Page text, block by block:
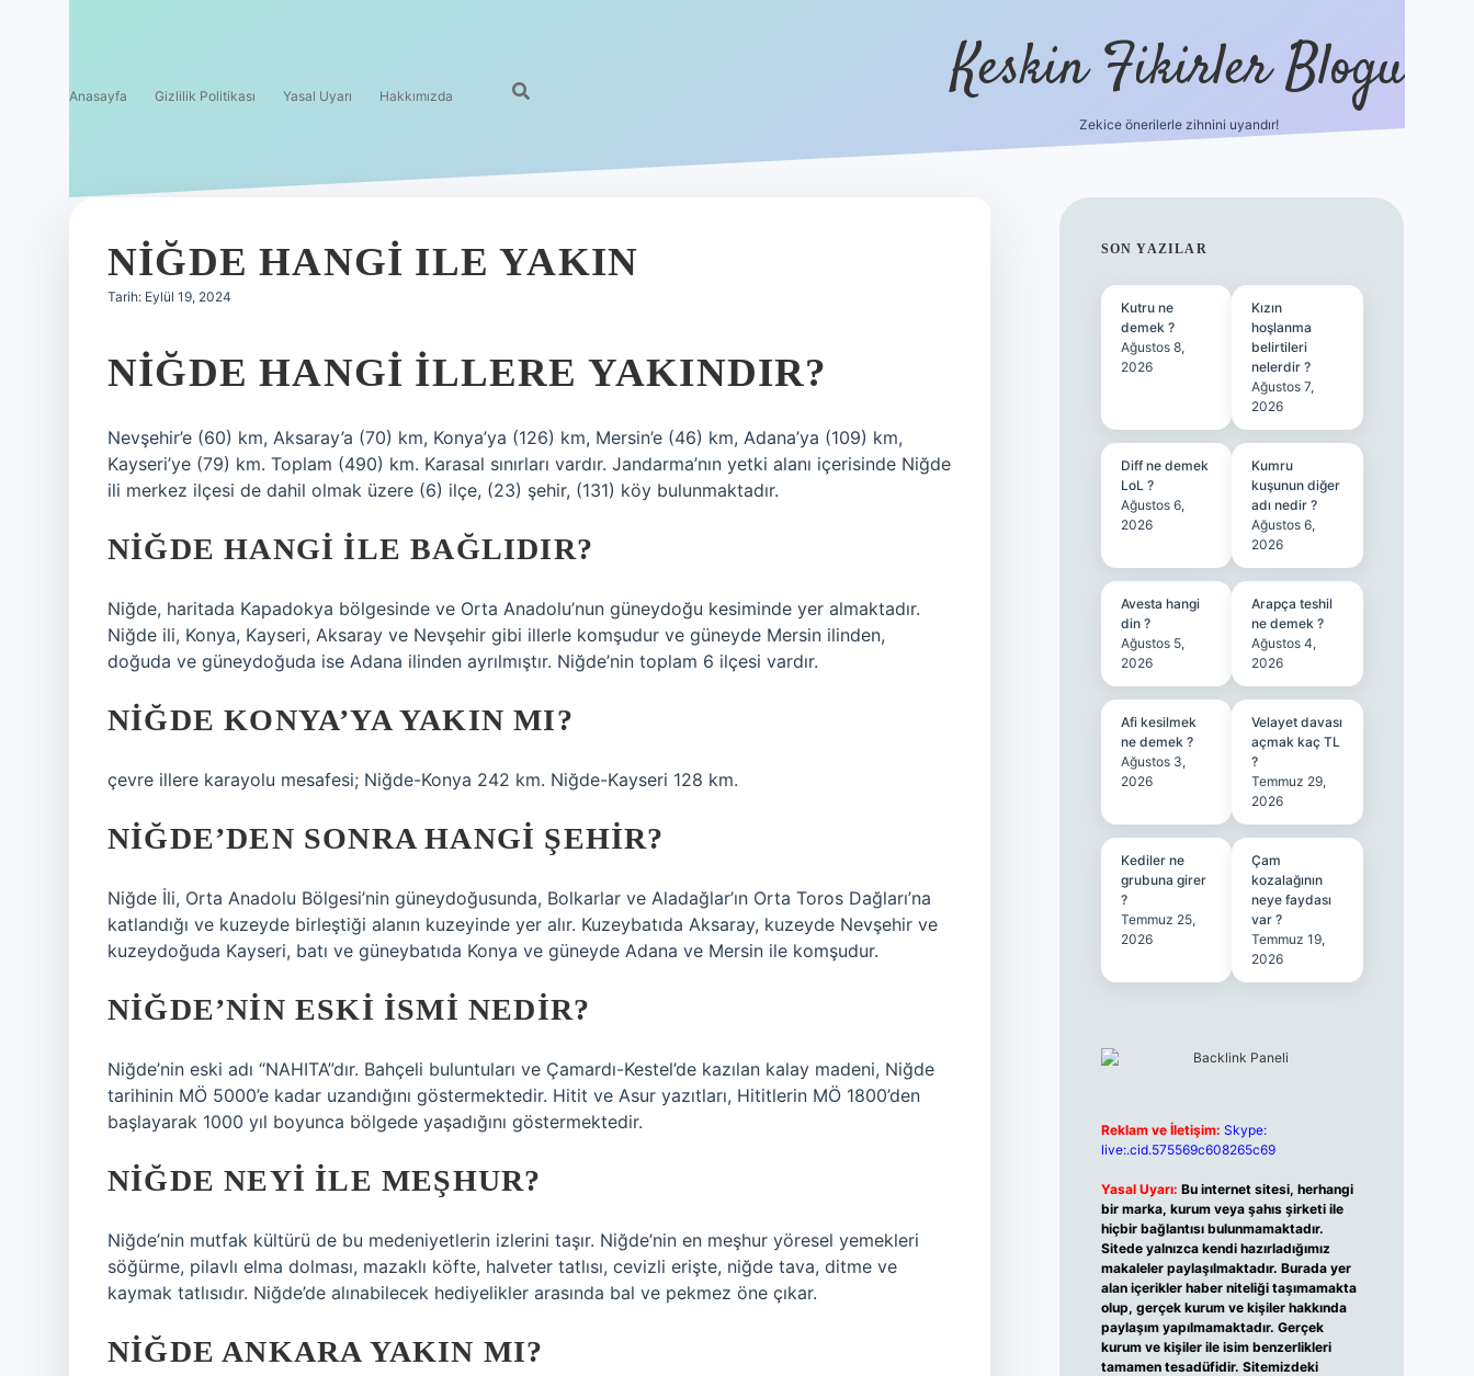
Anasayfa Gizlilik Politikası Yasal Uyarı Hakkımızda Keskin Fikirler Blogu
Zekice önerilerle zihnini uyandır!
NIĞDE HANGI ILE YAKIN
Tarih: Eylül 19, 2024
NIĞDE HANGI ILLERE YAKINDIR?
Nevşehir’e (60) km, Aksaray’a (70) km, Konya’ya (126) km, Mersin’e (46) km, Adana’ya (109) km,
Kayseri’ye (79) km. Toplam (490) km. Karasal sınırları vardır. Jandarma’nın yetki alanı içerisinde Niğde
ili merkez ilçesi de dahil olmak üzere (6) ilçe, (23) şehir, (131) köy bulunmaktadır.
NIĞDE HANGI ILE BAĞLIDIR?
Niğde, haritada Kapadokya bölgesinde ve Orta Anadolu’nun güneydoğu kesiminde yer almaktadır.
Niğde ili, Konya, Kayseri, Aksaray ve Nevşehir gibi illerle komşudur ve güneyde Mersin ilinden,
doğuda ve güneydoğuda ise Adana ilinden ayrılmıştır. Niğde’nin toplam 6 ilçesi vardır.
NIĞDE KONYA’YA YAKIN MI?
çevre illere karayolu mesafesi; Niğde-Konya 242 km. Niğde-Kayseri 128 km.
NIĞDE’DEN SONRA HANGI ŞEHIR?
Niğde İli, Orta Anadolu Bölgesi’nin güneydoğusunda, Bolkarlar ve Aladağlar’ın Orta Toros Dağları’na
katlandığı ve kuzeyde birleştiği alanın kuzeyinde yer alır. Kuzeybatıda Aksaray, kuzeyde Nevşehir ve
kuzeydoğuda Kayseri, batı ve güneybatıda Konya ve güneyde Adana ve Mersin ile komşudur.
NIĞDE’NIN ESKI ISMI NEDIR?
Niğde’nin eski adı “NAHITA”dır. Bahçeli buluntuları ve Çamardı-Kestel’de kazılan kalay madeni, Niğde
tarihinin MÖ 5000’e kadar uzandığını göstermektedir. Hitit ve Asur yazıtları, Hititlerin MÖ 1800’den
başlayarak 1000 yıl boyunca bölgede yaşadığını göstermektedir.
NIĞDE NEYI ILE MEŞHUR?
Niğde’nin mutfak kültürü de bu medeniyetlerin izlerini taşır. Niğde’nin en meşhur yöresel yemekleri
söğürme, pilavlı elma dolması, mazaklı köfte, halveter tatlısı, cevizli erişte, niğde tava, ditme ve
kaymak tatlısıdır. Niğde’de alınabilecek hediyelikler arasında bal ve pekmez öne çıkar.
NIĞDE ANKARA YAKIN MI?
SIDEBAR
SON YAZILAR
Kutru ne
demek ?
Ağustos 8,
2026
Kızın
hoşlanma
belirtileri
nelerdir ?
Ağustos 7,
2026
Diff ne demek
LoL ?
Ağustos 6,
2026
Kumru
kuşunun diğer
adı nedir ?
Ağustos 6,
2026
Avesta hangi
din ?
Ağustos 5,
2026
Arapça teshil
ne demek ?
Ağustos 4,
2026
Afi kesilmek
ne demek ?
Ağustos 3,
2026
Velayet davası
açmak kaç TL
?
Temmuz 29,
2026
Kediler ne
grubuna girer
?
Temmuz 25,
2026
Çam
kozalağının
neye faydası
var ?
Temmuz 19,
2026
Reklam ve İletişim: Skype:
live:.cid.575569c608265c69
Yasal Uyarı: Bu internet sitesi, herhangi
bir marka, kurum veya şahıs şirketi ile
hiçbir bağlantısı bulunmamaktadır.
Sitede yalnızca kendi hazırladığımız
makaleler paylaşılmaktadır. Burada yer
alan içerikler haber niteliği taşımamakta
olup, gerçek kurum ve kişiler hakkında
paylaşım yapılmamaktadır. Gerçek
kurum ve kişiler ile isim benzerlikleri
tamamen tesadüfidir. Sitemizdeki